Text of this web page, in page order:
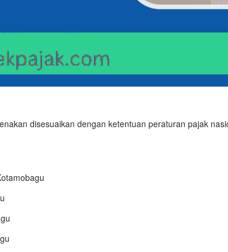
disesuaikan dengan ketentuan peraturan pajak